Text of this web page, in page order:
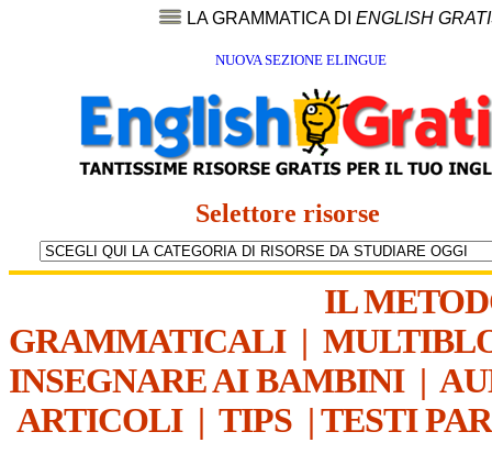
LA GRAMMATICA DI ENGLISH
NUOVA SEZIONE ELINGUE
Selettore risorse
IL
GRAMMATICALI|
INSEGNARE AI BAMBINI|
ARTICOLI| TIPS | TESTI